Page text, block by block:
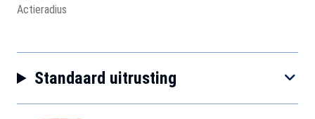
Actieradius
Standaard uitrusting